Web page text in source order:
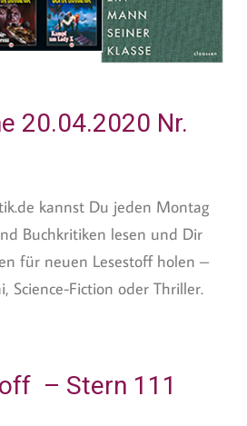
20.04.2020 Nr.
kannst Du jeden Montag
Buchkritiken lesen und Dir
für neuen Lesestoff holen –
Science-Fiction oder Thriller.
– Stern 111